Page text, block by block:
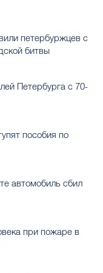
петербуржцев с
битвы
Петербурга с 70-
пособия по
автомобиль сбил
при пожаре в